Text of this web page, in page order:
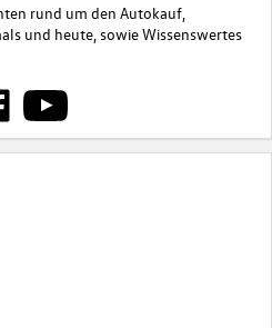
rund um den Autokauf,
und heute, sowie Wissenswertes